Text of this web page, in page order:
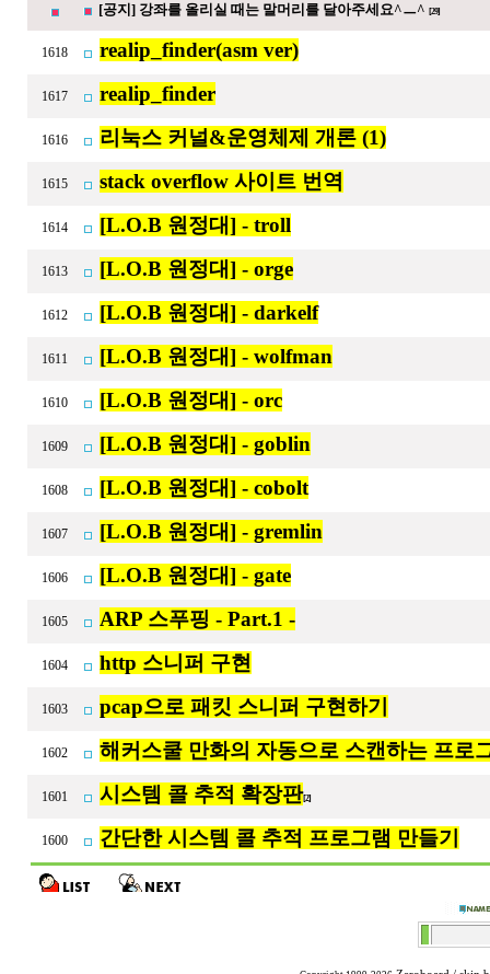
[공지] 강좌를 올리실 때는 말머리를 달아주세요^ㅡ^ [29]
1618 realip_finder(asm ver)
1617 realip_finder
1616 리눅스 커널&운영체제 개론 (1)
1615 stack overflow 사이트 번역
1614 [L.O.B 원정대] - troll
1613 [L.O.B 원정대] - orge
1612 [L.O.B 원정대] - darkelf
1611 [L.O.B 원정대] - wolfman
1610 [L.O.B 원정대] - orc
1609 [L.O.B 원정대] - goblin
1608 [L.O.B 원정대] - cobolt
1607 [L.O.B 원정대] - gremlin
1606 [L.O.B 원정대] - gate
1605 ARP 스푸핑 - Part.1 -
1604 http 스니퍼 구현
1603 pcap으로 패킷 스니퍼 구현하기
1602 해커스쿨 만화의 자동으로 스캔하는 프로
1601 시스템 콜 추적 확장판[2]
1600 간단한 시스템 콜 추적 프로그램 만들기